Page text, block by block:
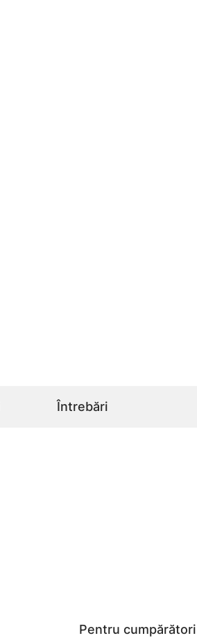
Întrebări
Pentru cumpărători